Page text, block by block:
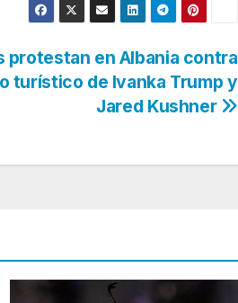
protestan en Albania contra
turístico de Ivanka Trump y
Jared Kushner